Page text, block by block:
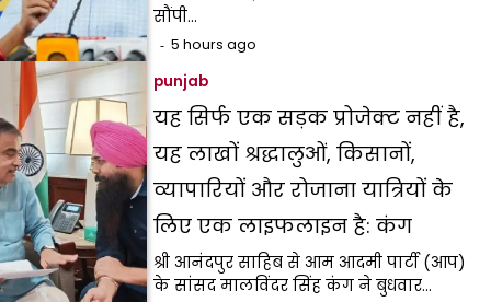
सौंपी…
5 hours ago
punjab
यह सिर्फ एक सड़क प्रोजेक्ट नहीं है,
यह लाखों श्रद्धालुओं, किसानों,
व्यापारियों और रोजाना यात्रियों के
लिए एक लाइफलाइन है: कंग
श्री आनंदपुर साहिब से आम आदमी पार्टी (आप)
के सांसद मालविंदर सिंह कंग ने बुधवार…